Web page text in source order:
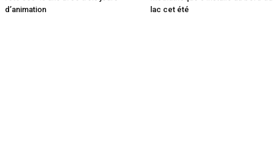
d’animation
lac cet été